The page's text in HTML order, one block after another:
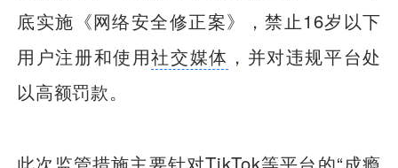
底实施《网络安全修正案》，禁止16岁以下
用户注册和使用社交媒体 ，并对违规平台处
以高额罚款。
此次监管措施主要针对TikTok等平台的“成瘾